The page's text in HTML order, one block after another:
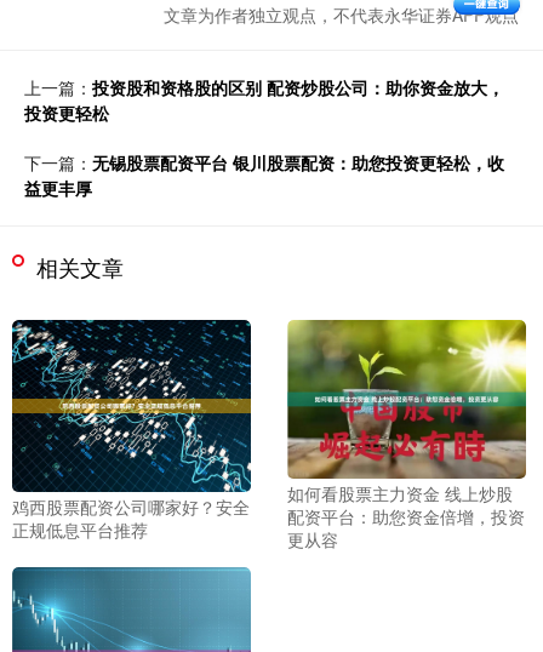
文章为作者独立观点，不代表永华证券APP观点
上一篇： 投资股和资格股的区别 配资炒股公司：助你资金放大，
投资更轻松
下一篇： 无锡股票配资平台 银川股票配资：助您投资更轻松，收
益更丰厚
相关文章
鸡西股票配资公司哪家好？安全
正规低息平台推荐
如何看股票主力资金 线上炒股
配资平台：助您资金倍增，投资
更从容